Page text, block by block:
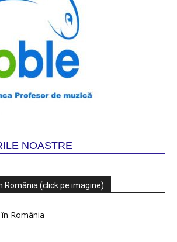
NOASTRE
România (click pe imagine)